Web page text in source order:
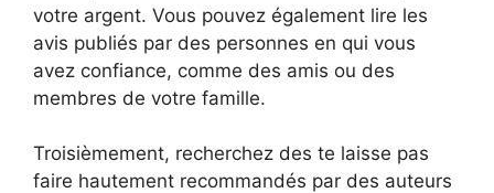
votre argent. Vous pouvez également lire les
avis publiés par des personnes en qui vous
avez confiance, comme des amis ou des
membres de votre famille.
Troisièmement, recherchez des te laisse pas
faire hautement recommandés par des auteurs